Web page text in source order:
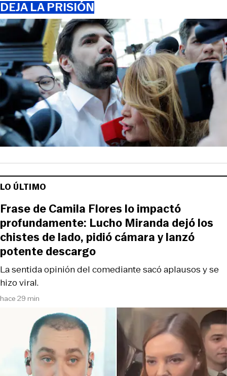
DEJA LA PRISIÓN
LO ÚLTIMO
hace 29 min
La sentida opinión del comediante sacó aplausos y se
hizo viral.
Frase de Camila Flores lo impactó
profundamente: Lucho Miranda dejó los
chistes de lado, pidió cámara y lanzó
potente descargo